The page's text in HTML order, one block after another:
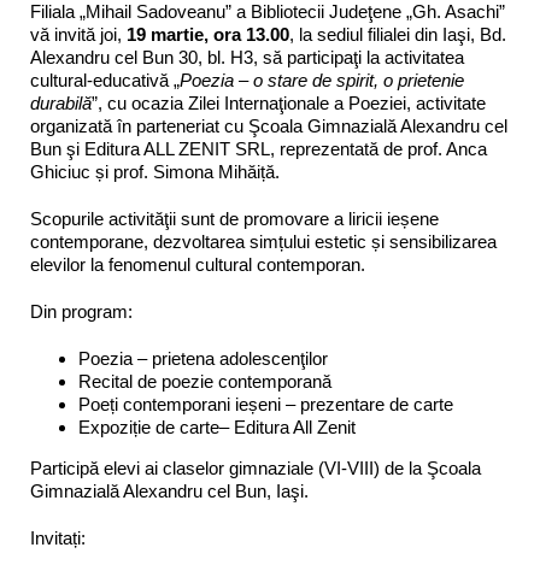
Filiala „Mihail Sadoveanu” a Bibliotecii Judeţene „Gh. Asachi”
vă invită joi, 19 martie, ora 13.00, la sediul filialei din Iaşi, Bd.
Alexandru cel Bun 30, bl. H3, să participaţi la activitatea
cultural-educativă „Poezia – o stare de spirit, o prietenie
durabilă”, cu ocazia Zilei Internaţionale a Poeziei, activitate
organizată în parteneriat cu Şcoala Gimnazială Alexandru cel
Bun şi Editura ALL ZENIT SRL, reprezentată de prof. Anca
Ghiciuc și prof. Simona Mihăiță.
Scopurile activităţii sunt de promovare a liricii ieșene
contemporane, dezvoltarea simțului estetic și sensibilizarea
elevilor la fenomenul cultural contemporan.
Din program:
Poezia – prietena adolescenţilor
Recital de poezie contemporană
Poeți contemporani ieșeni – prezentare de carte
Expoziție de carte– Editura All Zenit
Participă elevi ai claselor gimnaziale (VI-VIII) de la Şcoala
Gimnazială Alexandru cel Bun, Iaşi.
Invitați: